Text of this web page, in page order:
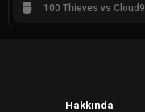
100 Thieves vs Cloud9
Hakkında